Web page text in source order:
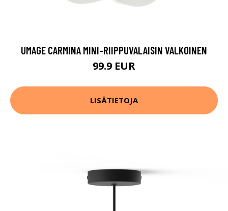
UMAGE CARMINA MINI-RIIPPUVALAISIN VALKOINEN
99.9 EUR
LISÄTIETOJA